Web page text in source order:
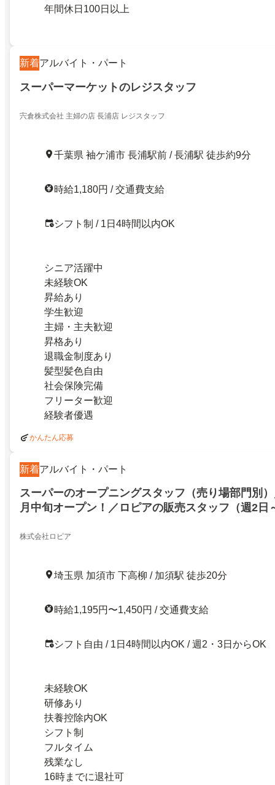
年間休日100日以上
新着アルバイト・パート
スーパーマーケットのレジスタッフ
宍倉株式会社 主婦の店 長浦店 レジスタッフ
千葉県 袖ケ浦市 長浦駅前 / 長浦駅 徒歩約9分
時給1,180円 / 交通費支給
シフト制 / 1日4時間以内OK
シニア活躍中
未経験OK
昇給あり
学生歓迎
主婦・主夫歓迎
昇格あり
退職金制度あり
髪型髪色自由
社会保険完備
フリーター歓迎
経験者優遇
かんたん応募
新着アルバイト・パート
スーパーのオープニングスタッフ（売り場部門別
月中旬オープン！／ロピアの販売スタッフ（週2日
髪色自由
株式会社ロピア
埼玉県 加須市 下高柳 / 加須駅 徒歩20分
時給1,195円〜1,450円 / 交通費支給
シフト自由 / 1日4時間以内OK / 週2・3日からOK
未経験OK
研修あり
扶養控除内OK
シフト制
フルタイム
残業なし
16時までに退社可